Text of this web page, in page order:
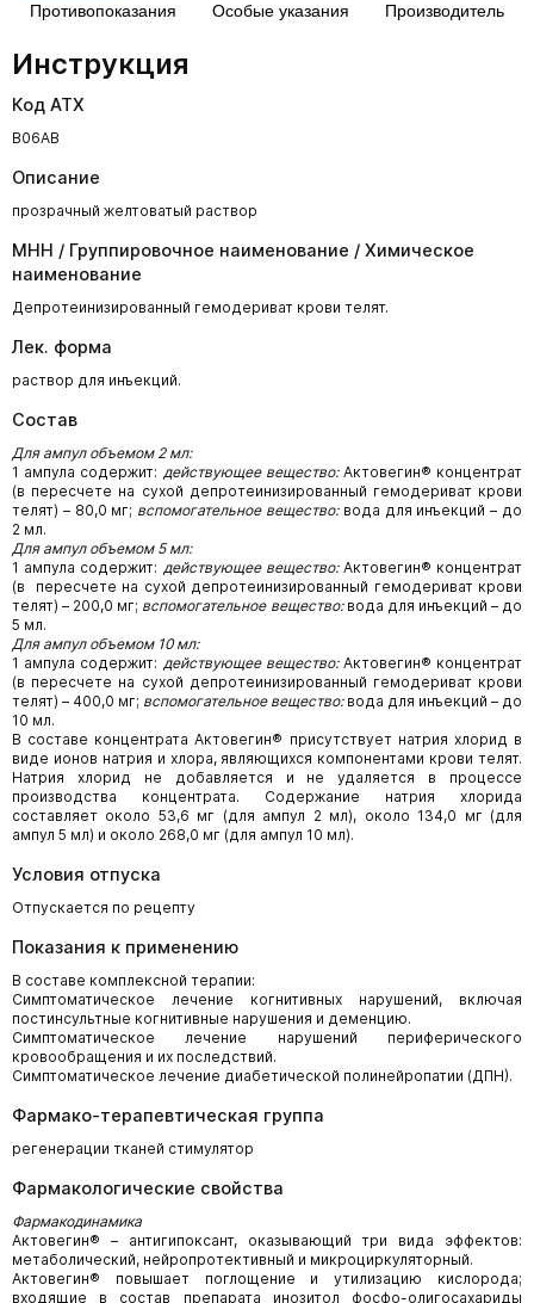
Противопоказания Особые указания Производитель
Инструкция
Код АТХ
B06AB
Описание
прозрачный желтоватый раствор
МНН / Группировочное наименование / Химическое
наименование
Депротеинизированный гемодериват крови телят.
Лек. форма
раствор для инъекций.
Состав
Для ампул объемом 2 мл:
1 ампула содержит: действующее вещество: Актовегин® концентрат
(в пересчете на сухой депротеинизированный гемодериват крови
телят) – 80,0 мг; вспомогательное вещество: вода для инъекций – до
2 мл.
Для ампул объемом 5 мл:
1 ампула содержит: действующее вещество: Актовегин® концентрат
(в пересчете на сухой депротеинизированный гемодериват крови
телят) – 200,0 мг; вспомогательное вещество: вода для инъекций – до
5 мл.
Для ампул объемом 10 мл:
1 ампула содержит: действующее вещество: Актовегин® концентрат
(в пересчете на сухой депротеинизированный гемодериват крови
телят) – 400,0 мг; вспомогательное вещество: вода для инъекций – до
10 мл.
В составе концентрата Актовегин® присутствует натрия хлорид в
виде ионов натрия и хлора, являющихся компонентами крови телят.
Натрия хлорид не добавляется и не удаляется в процессе
производства концентрата. Содержание натрия хлорида
составляет около 53,6 мг (для ампул 2 мл), около 134,0 мг (для
ампул 5 мл) и около 268,0 мг (для ампул 10 мл).
Условия отпуска
Отпускается по рецепту
Показания к применению
В составе комплексной терапии:
Симптоматическое лечение когнитивных нарушений, включая
постинсультные когнитивные нарушения и деменцию.
Симптоматическое лечение нарушений периферического
кровообращения и их последствий.
Симптоматическое лечение диабетической полинейропатии (ДПН).
Фармако-терапевтическая группа
регенерации тканей стимулятор
Фармакологические свойства
Фармакодинамика
Актовегин® – антигипоксант, оказывающий три вида эффектов:
метаболический, нейропротективный и микроциркуляторный.
Актовегин® повышает поглощение и утилизацию кислорода;
входящие в состав препарата инозитол фосфо-олигосахариды